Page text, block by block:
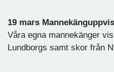
19 mars
Våra egna mannekänger
Lundborgs samt skor från